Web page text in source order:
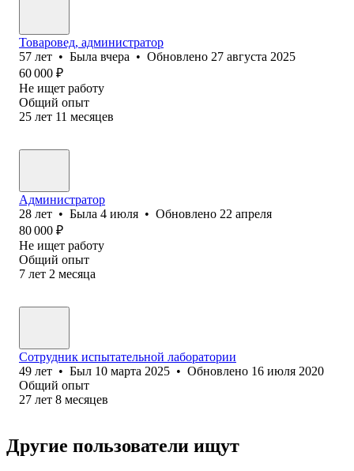
Товаровед, администратор
57 лет • Была вчера • Обновлено 27 августа 2025
60 000 ₽
Не ищет работу
Общий опыт
25 лет 11 месяцев
Администратор
28 лет • Была 4 июля • Обновлено 22 апреля
80 000 ₽
Не ищет работу
Общий опыт
7 лет 2 месяца
Сотрудник испытательной лаборатории
49 лет • Был 10 марта 2025 • Обновлено 16 июля 2020
Общий опыт
27 лет 8 месяцев
Другие пользователи ищут